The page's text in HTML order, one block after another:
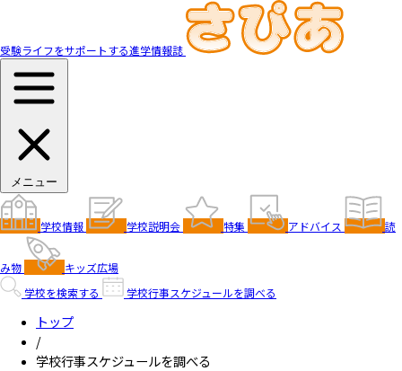
受験ライフをサポートする進学情報誌
メニュー
学校情報 学校説明会 特集 アドバイス 読
み物
キッズ広場
学校を検索する
学校行事スケジュールを調べる
トップ
/
学校行事スケジュールを調べる